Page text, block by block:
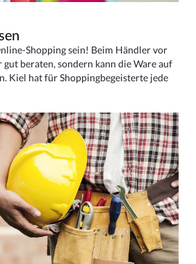
Shopping sein! Beim Händler vor
beraten, sondern kann die Ware auf
Kiel hat für Shoppingbegeisterte jede